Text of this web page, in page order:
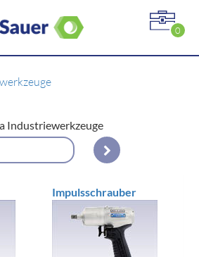
0
Industriewerkzeuge
Impulsschrauber